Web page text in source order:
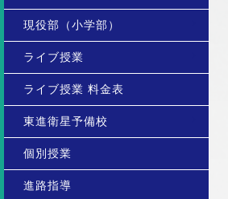
現役部（小学部）
ライブ授業
ライブ授業 料金表
東進衛星予備校
個別授業
進路指導